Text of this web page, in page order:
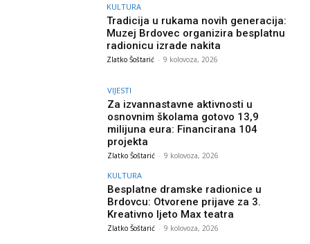
KULTURA
Tradicija u rukama novih generacija:
Muzej Brdovec organizira besplatnu
radionicu izrade nakita
Zlatko Šoštarić - 9 kolovoza, 2026
VIJESTI
Za izvannastavne aktivnosti u
osnovnim školama gotovo 13,9
milijuna eura: Financirana 104
projekta
Zlatko Šoštarić - 9 kolovoza, 2026
KULTURA
Besplatne dramske radionice u
Brdovcu: Otvorene prijave za 3.
Kreativno ljeto Max teatra
Zlatko Šoštarić - 9 kolovoza, 2026